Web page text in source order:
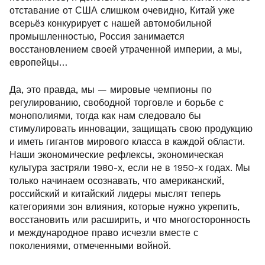
отставание от США слишком очевидно, Китай уже
всерьёз конкурирует с нашей автомобильной
промышленностью, Россия занимается
восстановлением своей утраченной империи, а мы,
европейцы…
Да, это правда, мы — мировые чемпионы по
регулированию, свободной торговле и борьбе с
монополиями, тогда как нам следовало бы
стимулировать инновации, защищать свою продукцию
и иметь гигантов мирового класса в каждой области.
Наши экономические рефлексы, экономическая
культура застряли 1980-х, если не в 1950-х годах. Мы
только начинаем осознавать, что американский,
российский и китайский лидеры мыслят теперь
категориями зон влияния, которые нужно укрепить,
восстановить или расширить, и что многосторонность
и международное право исчезли вместе с
поколениями, отмеченными войной.